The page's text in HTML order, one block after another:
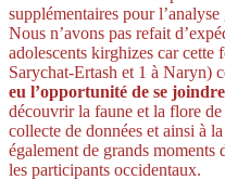
supplémentaires pour
Nous n’avons pas refait
adolescents kirghizes car cette
Sarychat-Ertash et 1 à Naryn)
eu l’opportunité de se
découvrir la faune et la flore
collecte de données et ainsi à
également de grands moments
les participants occidentaux.